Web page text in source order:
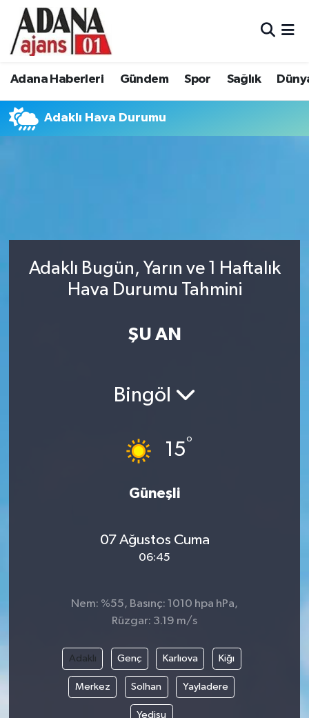
Adana Haberleri Gündem Spor Sağlık
Adaklı Hava Durumu
Adaklı Bugün, Yarın ve 1 Haftalık
Hava Durumu Tahmini
ŞU AN
Bingöl
15°
Güneşli
07 Ağustos Cuma
06:45
Nem: %55, Basınç: 1010 hpa hPa,
Rüzgar: 3.19 m/s
Adaklı Genç Karlıova Kiğı
Merkez Solhan Yayladere
Yedisu
Adana Haberleri
Spor
Siyaset
Ekonomi
Adana Nöbetçi Eczaneler
Adana Namaz Vakitleri
Son Dakika Haberleri
Haber Arşivi